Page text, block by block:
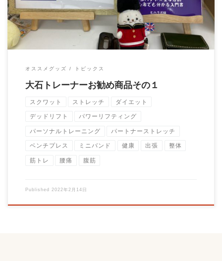
オススメグッズ トピックス
大石トレーナーお勧め商品その１
スクワット ストレッチ ダイエット
デッドリフト パワーリフティング
パーソナルトレーニング パートナーストレッチ
ベンチプレス ミニバンド 健康 出張 整体
筋トレ 腰痛 腹筋
Published 2022年2月14日